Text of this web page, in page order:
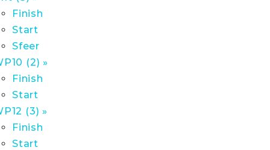
Finish
Start
Sfeer
(2) »
Finish
Start
(3) »
Finish
Start